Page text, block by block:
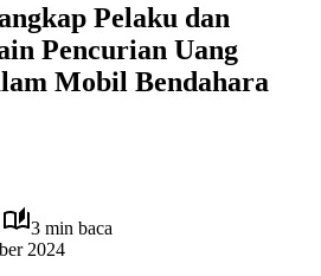
Pelaku dan
Pencurian Uang
Mobil Bendahara
3 min baca
2024